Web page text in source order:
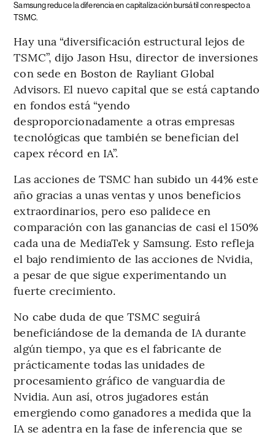
Samsung reduce la diferencia en capitalización bursátil con respecto a
TSMC.
Hay una “diversificación estructural lejos de
TSMC”, dijo Jason Hsu, director de inversiones
con sede en Boston de Rayliant Global
Advisors. El nuevo capital que se está captando
en fondos está “yendo
desproporcionadamente a otras empresas
tecnológicas que también se benefician del
capex récord en IA”.
Las acciones de TSMC han subido un 44% este
año gracias a unas ventas y unos beneficios
extraordinarios, pero eso palidece en
comparación con las ganancias de casi el 150%
cada una de MediaTek y Samsung. Esto refleja
el bajo rendimiento de las acciones de Nvidia,
a pesar de que sigue experimentando un
fuerte crecimiento.
No cabe duda de que TSMC seguirá
beneficiándose de la demanda de IA durante
algún tiempo, ya que es el fabricante de
prácticamente todas las unidades de
procesamiento gráfico de vanguardia de
Nvidia. Aun así, otros jugadores están
emergiendo como ganadores a medida que la
IA se adentra en la fase de inferencia que se